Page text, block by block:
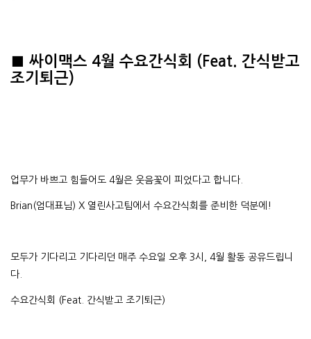
■ 싸이맥스 4월 수요간식회 (Feat. 간식받고
조기퇴근)
업무가 바쁘고 힘들어도 4월은 웃음꽃이 피었다고 합니다.
Brian(엄대표님) X 열린사고팀에서 수요간식회를 준비한 덕분에!
모두가 기다리고 기다리던 매주 수요일 오후 3시, 4월 활동 공유드립니
다.
수요간식회 (Feat. 간식받고 조기퇴근)